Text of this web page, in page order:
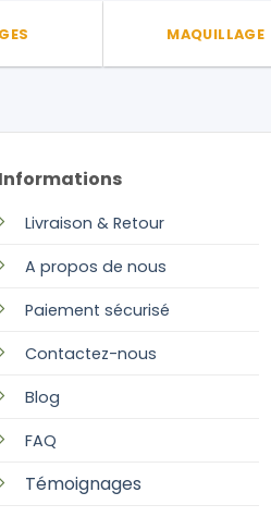
MAQUILLAGE
Informations
Livraison & Retour
A propos de nous
Paiement sécurisé
Contactez-nous
Blog
FAQ
Témoignages